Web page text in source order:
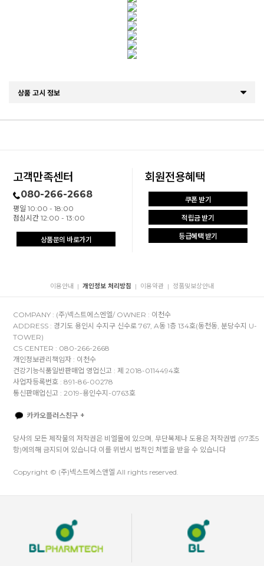
상품 고시 정보
고객만족센터
080-266-2668
평일 10:00 - 18:00
점심시간 12:00 - 13:00
상품문의 바로가기
회원전용혜택
쿠폰 받기
적립금 받기
등급혜택 받기
이용안내 | 개인정보 처리방침 | 이용약관 | 정품및보상안내
COMPANY : (주)넥스트에스엔엘/ OWNER : 이천수
ADDRESS : 경기도 용인시 수지구 신수로 767, A동 1층 134호(동천동, 분당수지 U-
TOWER)
CS CENTER : 080-266-2668
개인정보관리책임자 : 이천수
건강기능식품일반판매업 영업신고 : 제 2018-0114494호
사업자등록번호 : 891-86-00278
통신판매업신고 : 2019-용인수지-0763호
카카오플러스친구 +
당사의 모든 제작물의 저작권은 비엘몰에 있으며, 무단복제나 도용은 저작권법 (97조5
항)에의해 금지되어 있습니다.이를 위반시 법적인 처벌을 받을 수 있습니다
Copyright © (주)넥스트에스앤엘 All rights reserved.